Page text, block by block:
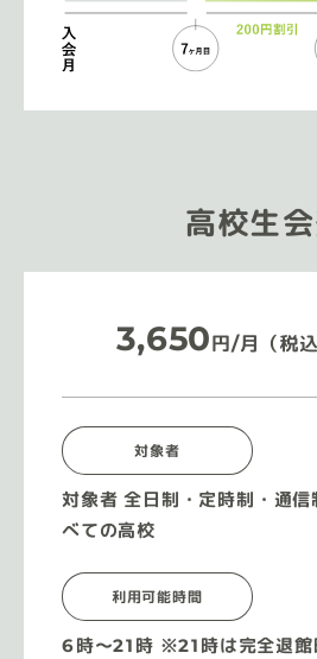
高校生
3,650円/月（税
対象者
対象者 全日制・定時制・通
べての高校
利用可能時間
6時〜21時 ※21時は完全退館